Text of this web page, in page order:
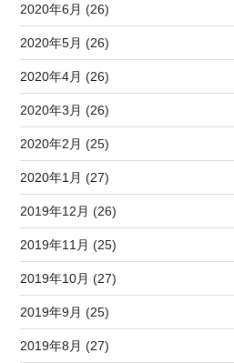
2020年6月 (26)
2020年5月 (26)
2020年4月 (26)
2020年3月 (26)
2020年2月 (25)
2020年1月 (27)
2019年12月 (26)
2019年11月 (25)
2019年10月 (27)
2019年9月 (25)
2019年8月 (27)